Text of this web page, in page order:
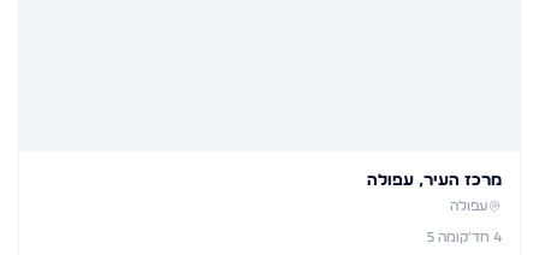
מרכז העיר, עפולה
עפולה
4 חד׳קומה 5